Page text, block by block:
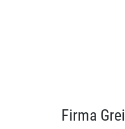
Firma